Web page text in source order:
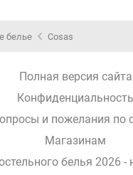
Сатин-Страйп
ДІМАмолочни
белье Cosas
Полная версия сайта
Конфиденциальность
и пожелания по
Магазинам
белья 2026 -